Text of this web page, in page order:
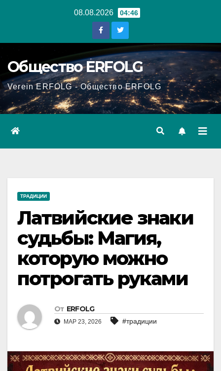
08.08.2026 04:46
Общество ERFOLG
Verein ERFOLG - Общество ERFOLG
ТРАДИЦИИ
Латвийские знаки
судьбы: Магия,
которую можно
потрогать руками
От ERFOLG
МАР 23, 2026 #традиции